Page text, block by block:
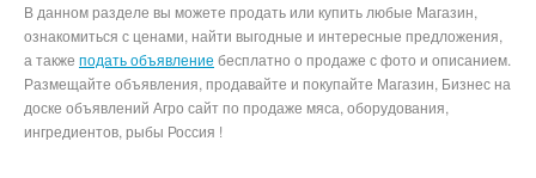
В данном разделе вы можете продать или купить любые Магазин,
ознакомиться с ценами, найти выгодные и интересные предложения,
а также подать объявление бесплатно о продаже с фото и описанием.
Размещайте объявления, продавайте и покупайте Магазин, Бизнес на
доске объявлений Агро сайт по продаже мяса, оборудования,
ингредиентов, рыбы Россия !